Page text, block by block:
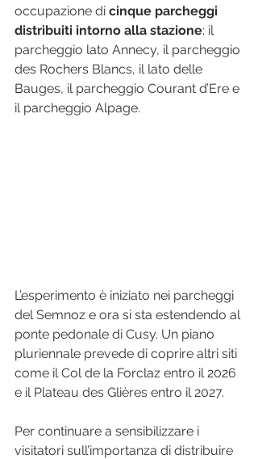
occupazione di cinque parcheggi
distribuiti intorno alla stazione: il
parcheggio lato Annecy, il parcheggio
des Rochers Blancs, il lato delle
Bauges, il parcheggio Courant d’Ere e
il parcheggio Alpage.
L’esperimento è iniziato nei parcheggi
del Semnoz e ora si sta estendendo al
ponte pedonale di Cusy. Un piano
pluriennale prevede di coprire altri siti
come il Col de la Forclaz entro il 2026
e il Plateau des Glières entro il 2027.
Per continuare a sensibilizzare i
visitatori sull’importanza di distribuire